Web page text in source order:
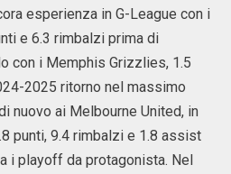
esperienza in G-League con i
e 6.3 rimbalzi prima di
con i Memphis Grizzlies, 1.5
2025 ritorno nel massimo
nuovo ai Melbourne United, in
punti, 9.4 rimbalzi e 1.8 assist
i playoff da protagonista. Nel